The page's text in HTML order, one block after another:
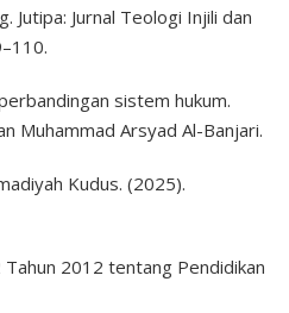
Jutipa: Jurnal Teologi Injili dan
sistem hukum.
Muhammad Arsyad Al-Banjari.
Kudus. (2025).
2012 tentang Pendidikan